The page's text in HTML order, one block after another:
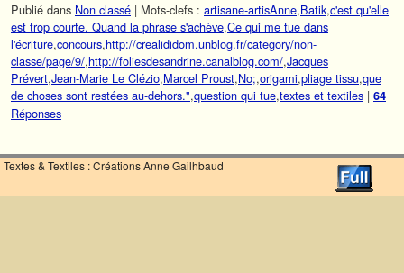
Publié dans Non classé | Mots-clefs : artisane-artisAnne,Batik,c'est qu'elle
est trop courte. Quand la phrase s'achève,Ce qui me tue dans
l'écriture,concours,http://crealididom.unblog.fr/category/non-
classe/page/9/,http://foliesdesandrine.canalblog.com/,Jacques
Prévert,Jean-Marie Le Clézio,Marcel Proust,No;,origami,pliage tissu,que
de choses sont restées au-dehors.",question qui tue,textes et textiles | 64
Réponses
Textes & Textiles : Créations Anne Gailhbaud